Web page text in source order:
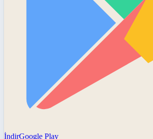
İndirGoogle Play